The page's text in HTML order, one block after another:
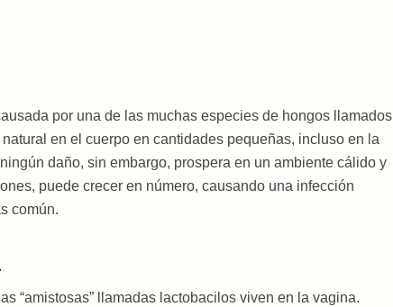
por una de las muchas especies de hongos llamados
en el cuerpo en cantidades pequeñas, incluso en la
daño, sin embargo, prospera en un ambiente cálido y
puede crecer en número, causando una infección
común.
“amistosas” llamadas lactobacilos viven en la vagina.